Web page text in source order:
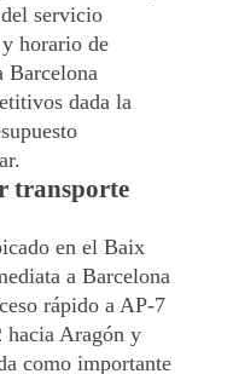
servicio
horario de
Barcelona
dada la
transporte
en el Baix
a Barcelona
rápido a AP-7
hacia Aragón y
como importante